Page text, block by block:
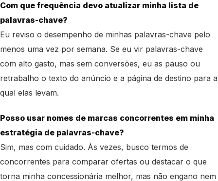
Com que frequência devo atualizar minha lista de
palavras-chave?
Eu reviso o desempenho de minhas palavras-chave pelo
menos uma vez por semana. Se eu vir palavras-chave
com alto gasto, mas sem conversões, eu as pauso ou
retrabalho o texto do anúncio e a página de destino para a
qual elas levam.
Posso usar nomes de marcas concorrentes em minha
estratégia de palavras-chave?
Sim, mas com cuidado. Às vezes, busco termos de
concorrentes para comparar ofertas ou destacar o que
torna minha concessionária melhor, mas não engano nem